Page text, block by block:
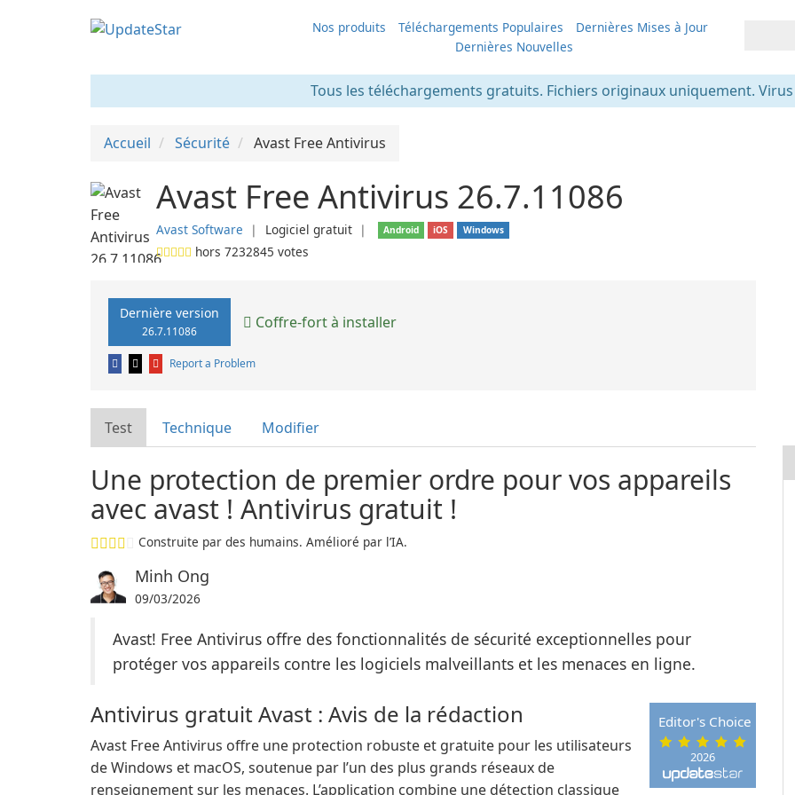
Nos produits Téléchargements Populaires
Dernières Mises à Jour
Dernières Nouvelles
Tous les téléchargements gratuits. Fichiers originaux uniquement.
Accueil Sécurité Avast Free Antivirus
Avast Free Antivirus 26.7.11086
Avast Software ❘ Logiciel gratuit ❘ Android iOS Windows
hors 7232845 votes
Dernière version
26.7.11086 Coffre-fort à installer
Report a Problem
Test Technique Modifier
Une protection de premier ordre pour vos appareils
avec avast ! Antivirus gratuit !
Construite par des humains. Amélioré par l’IA.
Minh Ong
09/03/2026
Avast! Free Antivirus offre des fonctionnalités de sécurité exceptionnelles pour
protéger vos appareils contre les logiciels malveillants et les menaces en ligne.
2026
Editor's Choice
Antivirus gratuit Avast : Avis de la rédaction
Avast Free Antivirus offre une protection robuste et gratuite pour les utilisateurs
de Windows et macOS, soutenue par l’un des plus grands réseaux de
renseignement sur les menaces. L’application combine une détection classique